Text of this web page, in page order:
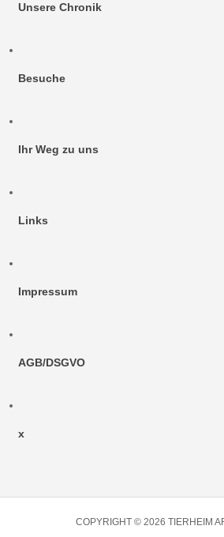
Unsere Chronik
Besuche
Ihr Weg zu uns
Links
Impressum
AGB/DSGVO
x
COPYRIGHT © 2026 TIERHEIM